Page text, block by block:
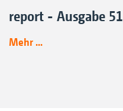
report - Ausgabe 51
Mehr ...